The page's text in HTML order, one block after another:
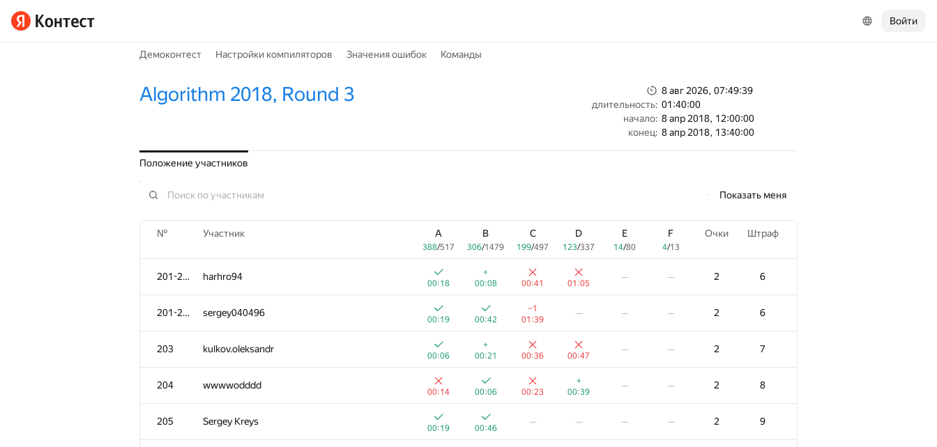
Войти
Демоконтест Настройки компиляторов Значения ошибок Команды
Algorithm 2018, Round 3
8 авг 2026, 07:49:39
длительность: 01:40:00
начало: 8 апр 2018, 12:00:00
конец: 8 апр 2018, 13:40:00
Положение участников
Показать меня
№ Участник A
388/517
B
306/1479
C
199/497
D
123/337
E
14/80
F
4/13
Очки Штраф
201-202 harhro94
00:18
+
00:08
00:41 01:05
— — 2 6
201-202 sergey040496
00:19 00:42
−1
01:39
— — — 2 6
203 kulkov.oleksandr
00:06
+
00:21
00:36 00:47
— — 2 7
204 wwwwodddd
00:14 00:06 00:23
+
00:39
— — 2 8
205 Sergey Kreys
00:19 00:46
— — — — 2 9